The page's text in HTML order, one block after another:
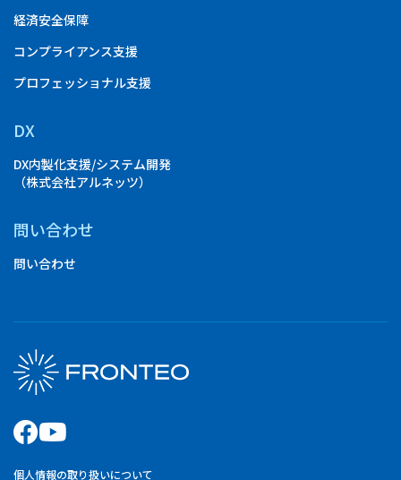
経済安全保障
コンプライアンス支援
プロフェッショナル支援
DX
DX内製化支援/システム開発
（株式会社アルネッツ）
問い合わせ
問い合わせ
個人情報の取り扱いについて